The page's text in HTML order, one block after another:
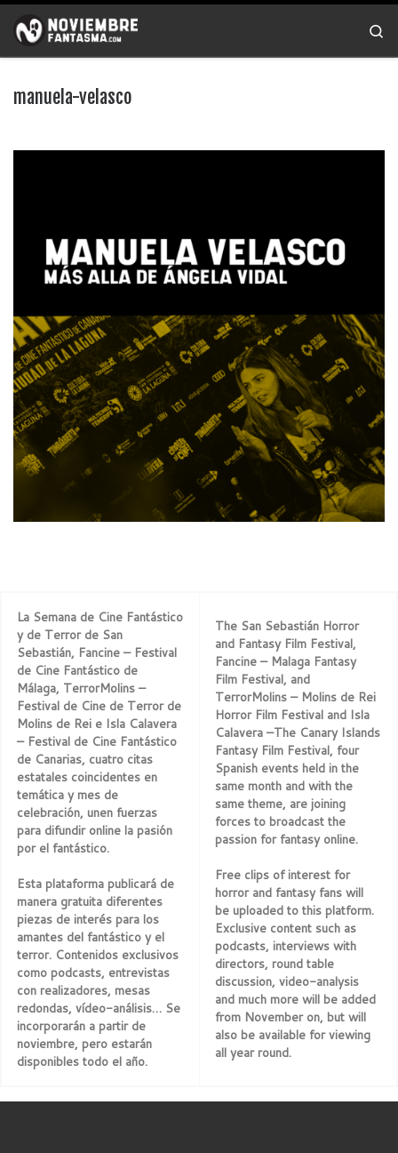
Saltar al contenido
manuela-velasco
Navegación de imágenes
La Semana de Cine Fantástico
y de Terror de San
Sebastián, Fancine – Festival
de Cine Fantástico de
Málaga, TerrorMolins –
Festival de Cine de Terror de
Molins de Rei e Isla Calavera
– Festival de Cine Fantástico
de Canarias, cuatro citas
estatales coincidentes en
temática y mes de
celebración, unen fuerzas
para difundir online la pasión
por el fantástico.
Esta plataforma publicará de
manera gratuita diferentes
piezas de interés para los
amantes del fantástico y el
terror. Contenidos exclusivos
como podcasts, entrevistas
con realizadores, mesas
redondas, vídeo-análisis… Se
incorporarán a partir de
noviembre, pero estarán
disponibles todo el año.
The San Sebastián Horror
and Fantasy Film Festival,
Fancine – Malaga Fantasy
Film Festival, and
TerrorMolins – Molins de Rei
Horror Film Festival and Isla
Calavera –The Canary Islands
Fantasy Film Festival, four
Spanish events held in the
same month and with the
same theme, are joining
forces to broadcast the
passion for fantasy online.
Free clips of interest for
horror and fantasy fans will
be uploaded to this platform.
Exclusive content such as
podcasts, interviews with
directors, round table
discussion, video-analysis
and much more will be added
from November on, but will
also be available for viewing
all year round.